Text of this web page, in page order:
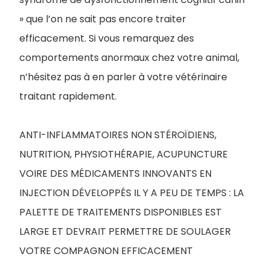
» que l’on ne sait pas encore traiter
efficacement. Si vous remarquez des
comportements anormaux chez votre animal,
n’hésitez pas à en parler à votre vétérinaire
traitant rapidement.
ANTI-INFLAMMATOIRES NON STÉROÏDIENS,
NUTRITION, PHYSIOTHÉRAPIE, ACUPUNCTURE
VOIRE DES MÉDICAMENTS INNOVANTS EN
INJECTION DÉVELOPPÉS IL Y A PEU DE TEMPS : LA
PALETTE DE TRAITEMENTS DISPONIBLES EST
LARGE ET DEVRAIT PERMETTRE DE SOULAGER
VOTRE COMPAGNON EFFICACEMENT